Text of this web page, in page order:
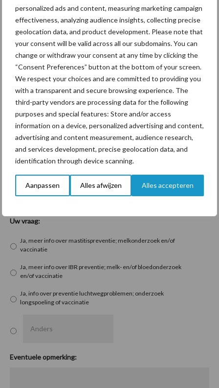
personalized ads and content, measuring marketing campaign
effectiveness, analyzing audience insights, collecting precise
geolocation data, and product development. Please note that
your consent will be valid across all our subdomains. You can
change or withdraw your consent at any time by clicking the
“Consent Preferences” button at the bottom of your screen.
We respect your choices and are committed to providing you
with a transparent and secure browsing experience. The
third-party vendors are processing data for the following
purposes and special features: Store and/or access
information on a device, personalized advertising and content,
advertising and content measurement, audience research,
and services development, precise geolocation data, and
identification through device scanning.
Aanpassen Alles afwijzen Alles accepteren
E-mailadres
Telefoon
Uw vraag:
Ja, meer info over mastitispreventie; melkonderzoek en/of
vaccinatie
Ja, meer info over IBR preventie; melk- en/of bloedonderzoek
en/of vaccinatie
Ja, info over preventie luchtwegproblemen; onderzoek
longspoeling of vaccinatie
Eventuele opmerking: